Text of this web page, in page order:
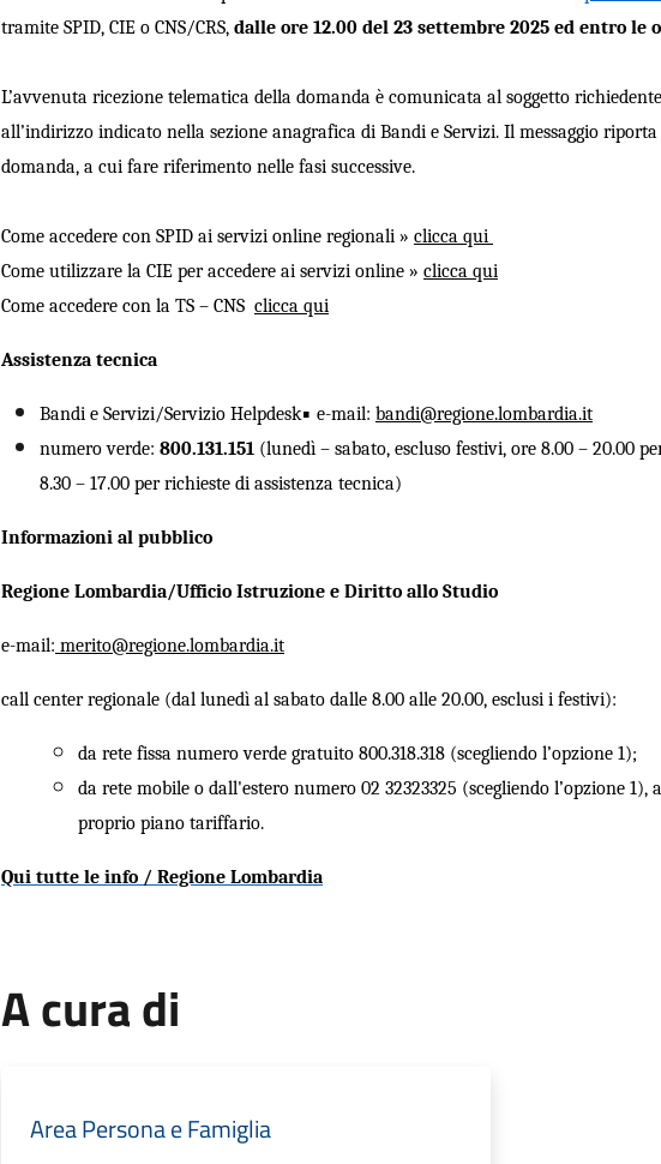
tramite SPID, CIE o CNS/CRS, dalle ore 12.00 del 23 settembre 2025 ed entro le
L’avvenuta ricezione telematica della domanda è comunicata al soggetto
all’indirizzo indicato nella sezione anagrafica di Bandi e Servizi. Il messaggio
domanda, a cui fare riferimento nelle fasi successive.
Come accedere con SPID ai servizi online regionali » clicca qui
Come utilizzare la CIE per accedere ai servizi online » clicca qui
Come accedere con la TS – CNS clicca qui
Assistenza tecnica
Bandi e Servizi/Servizio Helpdesk• e-mail: bandi@regione.lombardia.it
numero verde: 800.131.151(lunedì – sabato, escluso festivi, ore 8.00 – 20.00
8.30 – 17.00 per richieste di assistenza tecnica)
Informazioni al pubblico
Regione Lombardia/Ufficio Istruzione e Diritto allo Studio
e-mail: merito@regione.lombardia.it
call center regionale (dal lunedì al sabato dalle 8.00 alle 20.00, esclusi i festivi):
da rete fissa numero verde gratuito 800.318.318 (scegliendo l’opzione 1);
da rete mobile o dall'estero numero 02 32323325 (scegliendo l’opzione
proprio piano tariffario.
Qui tutte le info / Regione Lombardia
A cura di
Area Persona e Famiglia